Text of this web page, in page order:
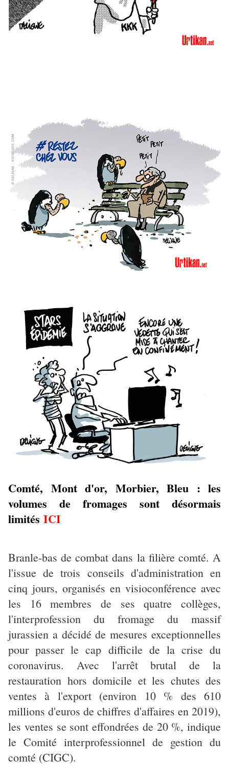
Comté, Mont d'or, Morbier, Bleu : les
volumes de fromages sont désormais
limités ICI
Branle-bas de combat dans la filière comté. A
l'issue de trois conseils d'administration en
cinq jours, organisés en visioconférence avec
les 16 membres de ses quatre collèges,
l'interprofession du fromage du massif
jurassien a décidé de mesures exceptionnelles
pour passer le cap difficile de la crise du
coronavirus. Avec l'arrêt brutal de la
restauration hors domicile et les chutes des
ventes à l'export (environ 10 % des 610
millions d'euros de chiffres d'affaires en 2019),
les ventes se sont effondrées de 20 %, indique
le Comité interprofessionnel de gestion du
comté (CIGC).